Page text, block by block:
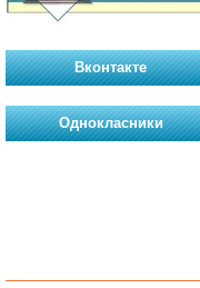
Вконтакте
Однокласники